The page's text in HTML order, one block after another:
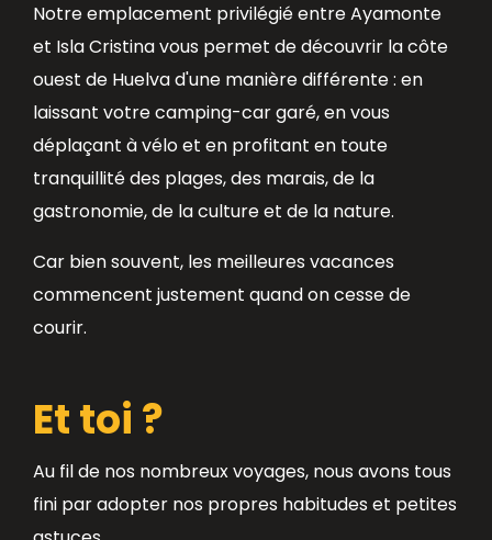
Notre emplacement privilégié entre Ayamonte
et Isla Cristina vous permet de découvrir la côte
ouest de Huelva d'une manière différente : en
laissant votre camping-car garé, en vous
déplaçant à vélo et en profitant en toute
tranquillité des plages, des marais, de la
gastronomie, de la culture et de la nature.
Car bien souvent, les meilleures vacances
commencent justement quand on cesse de
courir.
Et toi ?
Au fil de nos nombreux voyages, nous avons tous
fini par adopter nos propres habitudes et petites